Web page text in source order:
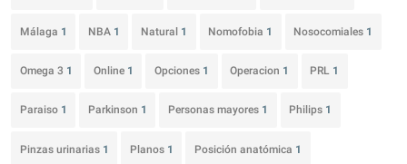
Málaga 1 NBA 1 Natural 1 Nomofobia 1 Nosocomiales 1
Omega 3 1 Online 1 Opciones 1 Operacion 1 PRL 1
Paraiso 1 Parkinson 1 Personas mayores 1 Philips 1
Pinzas urinarias 1 Planos 1 Posición anatómica 1